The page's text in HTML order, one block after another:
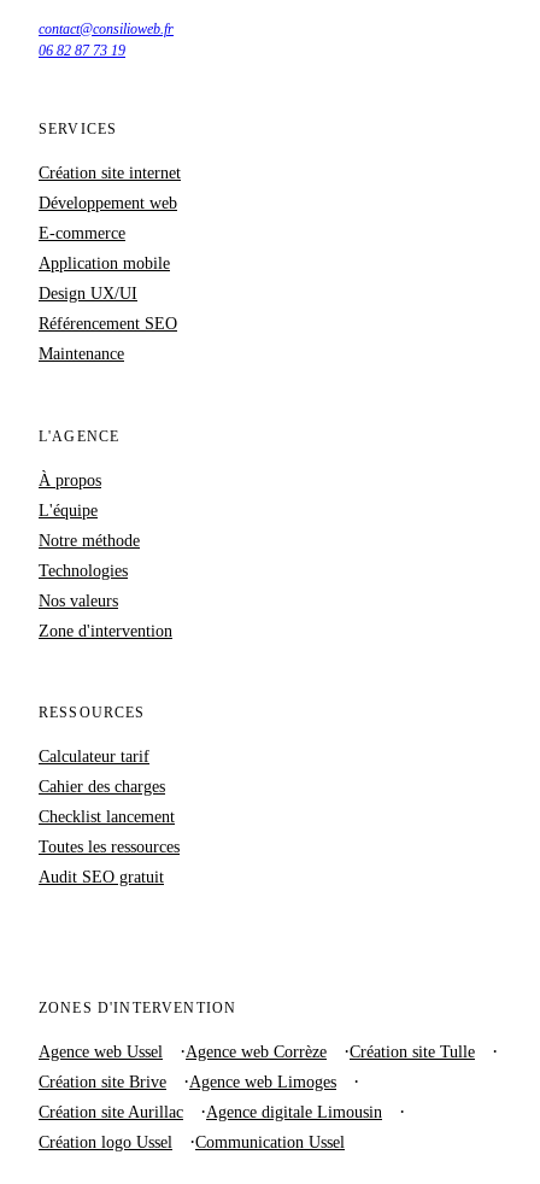
contact@consilioweb.fr
06 82 87 73 19
SERVICES
Création site internet
Développement web
E-commerce
Application mobile
Design UX/UI
Référencement SEO
Maintenance
L'AGENCE
À propos
L'équipe
Notre méthode
Technologies
Nos valeurs
Zone d'intervention
RESSOURCES
Calculateur tarif
Cahier des charges
Checklist lancement
Toutes les ressources
Audit SEO gratuit
ZONES D'INTERVENTION
Agence web Ussel Agence web Corrèze
Création site Tulle
Création site Brive
Agence web Limoges
Création site Aurillac
Agence digitale Limousin
Création logo Ussel
Communication Ussel